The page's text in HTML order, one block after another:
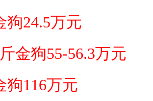
狗24.5万元
金狗55-56.3万元
狗116万元